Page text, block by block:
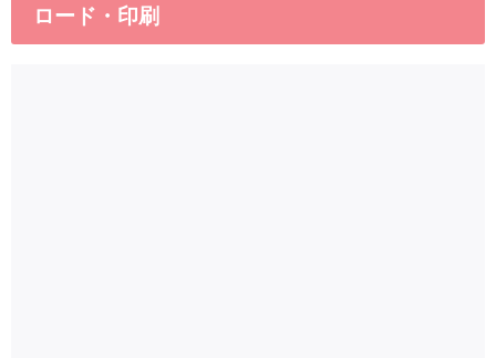
ロード・印刷